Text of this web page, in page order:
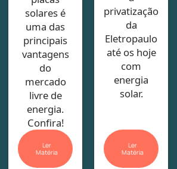
solares é
uma das
principais
vantagens
do
mercado
livre de
energia.
Confira!
Ler
Matéria
privatização
da
Eletropaulo
até os hoje
com
energia
solar.
Ler
Matéria